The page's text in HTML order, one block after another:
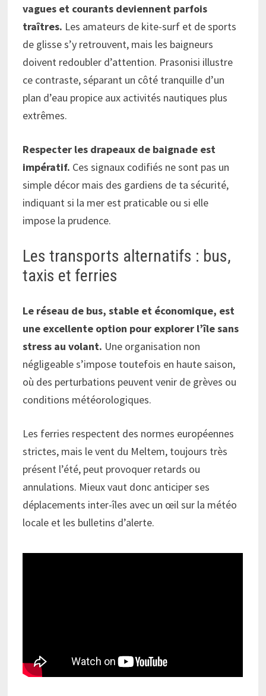
vagues et courants deviennent parfois
traîtres. Les amateurs de kite-surf et de sports
de glisse s’y retrouvent, mais les baigneurs
doivent redoubler d’attention. Prasonisi illustre
ce contraste, séparant un côté tranquille d’un
plan d’eau propice aux activités nautiques plus
extrêmes.
Respecter les drapeaux de baignade est
impératif. Ces signaux codifiés ne sont pas un
simple décor mais des gardiens de ta sécurité,
indiquant si la mer est praticable ou si elle
impose la prudence.
Les transports alternatifs : bus,
taxis et ferries
Le réseau de bus, stable et économique, est
une excellente option pour explorer l’île sans
stress au volant. Une organisation non
négligeable s’impose toutefois en haute saison,
où des perturbations peuvent venir de grèves ou
conditions météorologiques.
Les ferries respectent des normes européennes
strictes, mais le vent du Meltem, toujours très
présent l’été, peut provoquer retards ou
annulations. Mieux vaut donc anticiper ses
déplacements inter-îles avec un œil sur la météo
locale et les bulletins d’alerte.